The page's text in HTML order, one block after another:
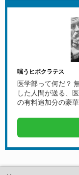
嗤うヒポクラテス
医学部って何だ？
した人間が送る、
の有料追加分の豪華